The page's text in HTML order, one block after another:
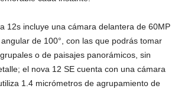
12s incluye una cámara delantera de 60MP
de 100°, con las que podrás tomar
o de paisajes panorámicos, sin
el nova 12 SE cuenta con una cámara
1.4 micrómetros de agrupamiento de